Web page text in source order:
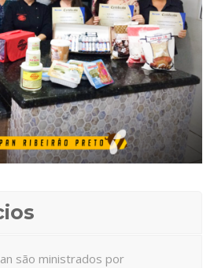
são ministrados por